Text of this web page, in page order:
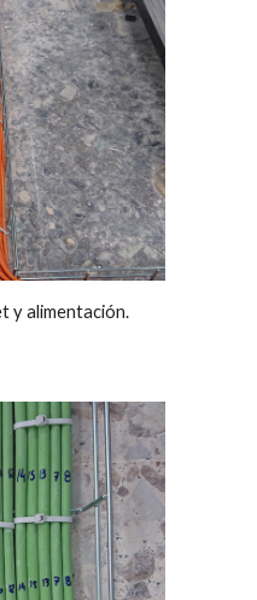
y alimentación.